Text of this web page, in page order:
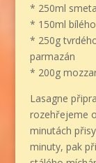
* 250ml
* 150ml
* 250g
parmazán
* 200g
Lasagne
rozehřejeme
minutách
minuty, pak